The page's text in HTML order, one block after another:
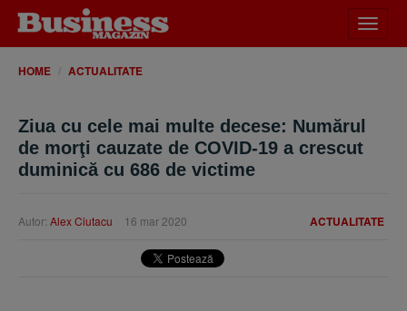
meniu
HOME ACTUALITATE
Ziua cu cele mai multe decese: Numărul
de morţi cauzate de COVID-19 a crescut
duminică cu 686 de victime
ACTUALITATE
Autor: Alex Ciutacu 16 mar 2020